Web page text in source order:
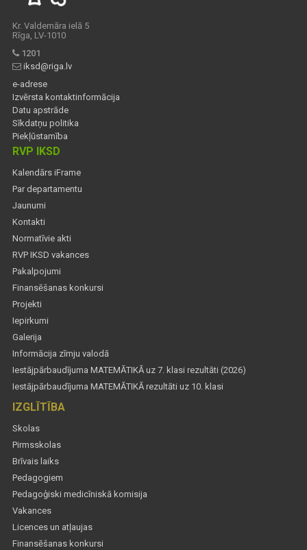
Kr. Valdemāra ielā 5
Rīga, LV-1010
1201
iksd@riga.lv
e-adrese
Izvērsta kontaktinformācija
Datu apstrāde
Sīkdatņu politika
Piekļūstamība
RVP IKSD
Kalendārs iFrame
Par departamentu
Jaunumi
Kontakti
Normatīvie akti
RVP IKSD vakances
Pakalpojumi
Finansēšanas konkursi
Projekti
Iepirkumi
Galerija
Informācija zīmju valodā
Iestājpārbaudījuma MATEMĀTIKĀ uz 7. klasi rezultāti (2026)
Iestājpārbaudījuma MATEMĀTIKĀ rezultāti uz 10. klasi
IZGLĪTĪBA
Skolas
Pirmsskolas
Brīvais laiks
Pedagogiem
Pedagoģiski medicīniskā komisija
Vakances
Licences un atļaujas
Finansēšanas konkursi